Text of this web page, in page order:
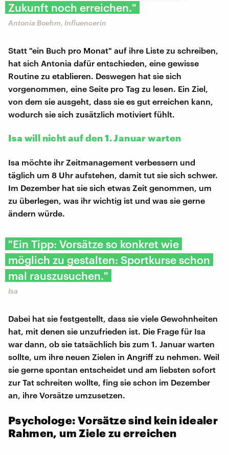
Zukunft noch erreichen."
Antonia Boehm, Influencerin
Statt "ein Buch pro Monat" auf ihre Liste zu schreiben,
hat sich Antonia dafür entschieden, eine gewisse
Routine zu etablieren. Deswegen hat sie sich
vorgenommen, eine Seite pro Tag zu lesen. Ein Ziel,
von dem sie ausgeht, dass sie es gut erreichen kann,
wodurch sie sich zusätzlich motiviert fühlt.
Isa will nicht auf den 1. Januar warten
Isa möchte ihr Zeitmanagement verbessern und
täglich um 8 Uhr aufstehen, damit tut sie sich schwer.
Im Dezember hat sie sich etwas Zeit genommen, um
zu überlegen, was ihr wichtig ist und was sie gerne
ändern würde.
"Ein Tipp: Vorsätze so konkret wie
möglich zu gestalten: Sportkurse schon
mal rauszusuchen."
Isa
Dabei hat sie festgestellt, dass sie viele Gewohnheiten
hat, mit denen sie unzufrieden ist. Die Frage für Isa
war dann, ob sie tatsächlich bis zum 1. Januar warten
sollte, um ihre neuen Zielen in Angriff zu nehmen. Weil
sie gerne spontan entscheidet und am liebsten sofort
zur Tat schreiten wollte, fing sie schon im Dezember
an, ihre Vorsätze umzusetzen.
Psychologe: Vorsätze sind kein idealer
Rahmen, um Ziele zu erreichen